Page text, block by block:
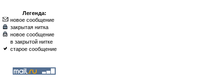
Легенда:
новое сообщение
закрытая нитка
новое сообщение
в закрытой нитке
старое сообщение